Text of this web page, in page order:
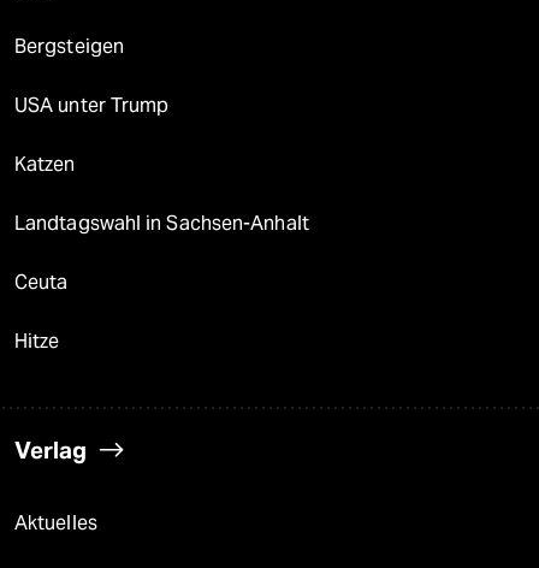
Bergsteigen
USA unter Trump
Katzen
Landtagswahl in Sachsen-Anhalt
Ceuta
Hitze
Verlag
Aktuelles